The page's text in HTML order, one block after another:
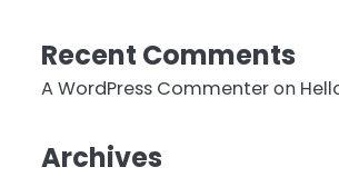
Recent Comments
A WordPress Commenteron
Archives